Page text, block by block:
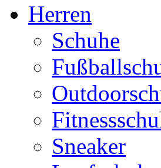
Herren
Schuhe
Sneaker